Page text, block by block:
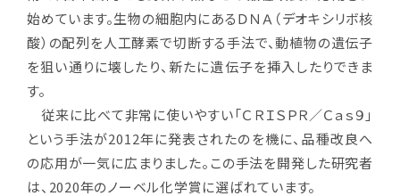
始めています。生物の細胞内にあるＤＮＡ（デオキシリボ核
酸）の配列を人工酵素で切断する手法で、動植物の遺伝子
を狙い通りに壊したり、新たに遺伝子を挿入したりできま
す。
従来に比べて非常に使いやすい「ＣＲＩＳＰＲ／Ｃａｓ９」
という手法が2012年に発表されたのを機に、品種改良へ
の応用が一気に広まりました。この手法を開発した研究者
は、2020年のノーベル化学賞に選ばれています。